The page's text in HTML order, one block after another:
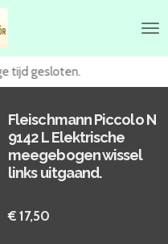
tijd gesloten.
Fleischmann Piccolo N
9142 L Elektrische
meegebogen wissel
links uitgaand.
€ 17,50